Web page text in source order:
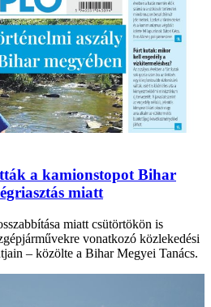
a kamionstopot Bihar
miatt
miatt csütörtökön is
vonatkozó közlekedési
– közölte a Bihar Megyei Tanács.